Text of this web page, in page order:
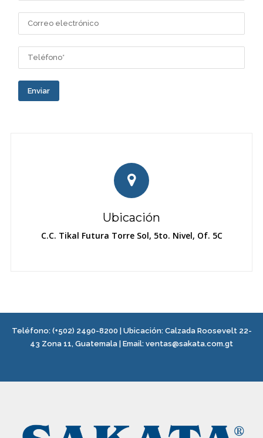
Enviar
Ubicación
C.C. Tikal Futura Torre Sol, 5to. Nivel, Of. 5C
Teléfono: (+502) 2490-8200 | Ubicación: Calzada Roosevelt 22-
43 Zona 11, Guatemala Email: ventas@sakata.com.gt